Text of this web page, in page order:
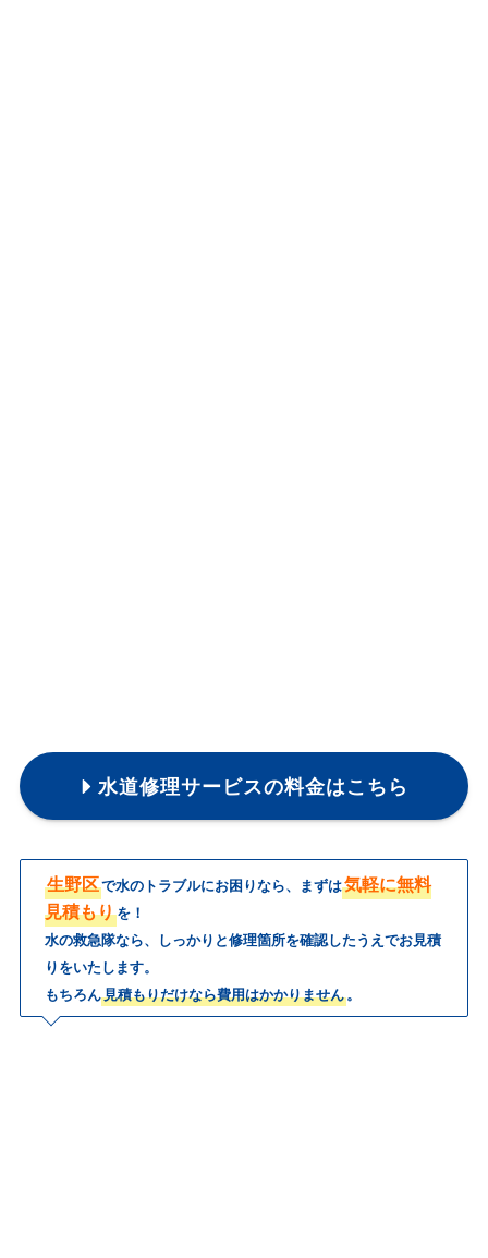
水道修理サービスの料金はこちら
生野区で水のトラブルにお困りなら、まずは気軽に無料
見積もりを！
水の救急隊なら、しっかりと修理箇所を確認したうえでお見積
りをいたします。
もちろん見積もりだけなら費用はかかりません。